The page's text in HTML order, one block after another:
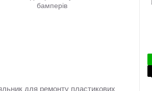
для ремонту пластикових